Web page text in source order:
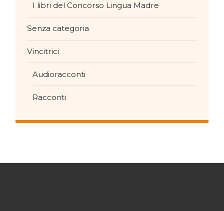
I libri del Concorso Lingua Madre
Senza categoria
Vincitrici
Audioracconti
Racconti